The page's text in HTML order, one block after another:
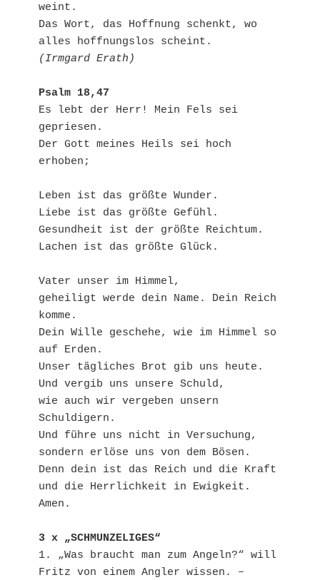
weint.
Das Wort, das Hoffnung schenkt, wo
(Irmgard Erath)
Psalm 18,47
Es lebt der Herr! Mein Fels sei
gepriesen.
Der Gott meines Heils sei hoch
erhoben;
Leben ist das größte Wunder.
Liebe ist das größte Gefühl.
Gesundheit ist der größte Reichtum.
Lachen ist das größte Glück.
Vater unser im Himmel,
geheiligt werde dein Name. Dein Reich
komme.
Dein Wille geschehe, wie im Himmel so
auf Erden.
Unser tägliches Brot gib uns heute.
Und vergib uns unsere Schuld,
wie auch wir vergeben unsern
Schuldigern.
Und führe uns nicht in Versuchung,
sondern erlöse uns von dem Bösen.
Denn dein ist das Reich und die Kraft
und die Herrlichkeit in Ewigkeit.
Amen.
3 x „SCHMUNZELIGES“
1. „Was braucht man zum Angeln?“ will
Fritz von einem Angler wissen. –